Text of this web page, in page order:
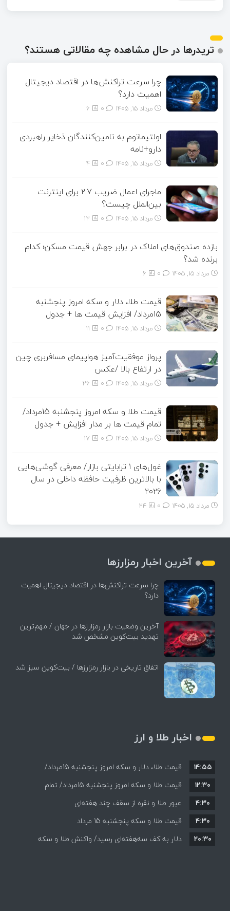
تریدرها در حال مشاهده چه مقالاتی هستند؟
چرا سرعت تراکنش‌ها در اقتصاد دیجیتال
اهمیت دارد؟
مرداد ۱۵, ۱۴۰۵ 6
اولتیماتوم به تامین‌کنندگان ذخایر راهبردی
دارو+نامه
مرداد ۱۵, ۱۴۰۵ 4
ماجرای اعمال ضریب ۲.۷ برای اینترنت
بین‌الملل چیست؟
مرداد ۱۵, ۱۴۰۵ 12
بازده صندوق‌های املاک در برابر جهش قیمت مسکن؛ کدام
برنده شد؟
مرداد ۱۵, ۱۴۰۵ 6
قیمت طلا، دلار و سکه امروز پنجشنبه
15مرداد/ افزایش قیمت ها + جدول
مرداد ۱۵, ۱۴۰۵ 11
پرواز موفقیت‌آمیز هواپیمای مسافربری چین
در ارتفاع بالا /عکس
مرداد ۱۵, ۱۴۰۵ 26
قیمت طلا و سکه امروز پنجشنبه 15مرداد/
تمام قیمت ها بر مدار افزایش + جدول
مرداد ۱۵, ۱۴۰۵ 17
غول‌های ۱ ترابایتی بازار/ معرفی گوشی‌هایی
با بالاترین ظرفیت حافظه داخلی در سال
۲۰۲۶
مرداد ۱۵, ۱۴۰۵ 24
آخرین اخبار رمزارزها
چرا سرعت تراکنش‌ها در اقتصاد دیجیتال اهمیت
دارد؟
آخرین وضعیت بازار رمزارزها در جهان / مهم‌ترین
تهدید بیت‌کوین مشخص شد
اتفاق تاریخی در بازار رمزارزها / بیت‌کوین سبز شد
اخبار طلا و ارز
قیمت طلا، دلار و سکه امروز پنجشنبه 15مرداد/
افزایش قیمت ها + جدول
۱۴:۵۵
قیمت طلا و سکه امروز پنجشنبه 15مرداد/ تمام
قیمت ها بر مدار افزایش + جدول
۱۲:۳۰
عبور طلا و نقره از سقف چند هفته‌ای
۴:۳۰
قیمت طلا و سکه پنجشنبه 15 مرداد
۴:۳۰
دلار به کف سه‌هفته‌ای رسید/ واکنش طلا و سکه
۲۰:۳۰